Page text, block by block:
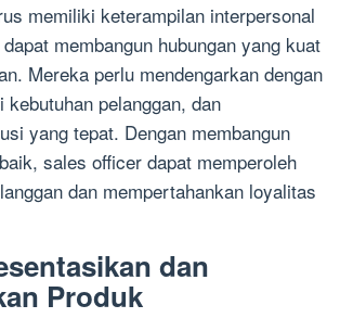
memiliki keterampilan interpersonal
membangun hubungan yang kuat
Mereka perlu mendengarkan dengan
kebutuhan pelanggan, dan
yang tepat. Dengan membangun
sales officer dapat memperoleh
dan mempertahankan loyalitas
dan
Produk